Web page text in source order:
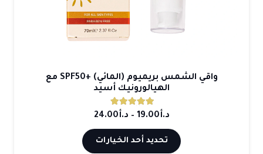
واقي الشمس بريميوم (المائي) +SPF50 مع
الهيالورونيك أسيد
تم التقييم 5.00
د.أ19.00
– د.أ24.00
السعر:
من
تحديد أحد الخيارات
هناك